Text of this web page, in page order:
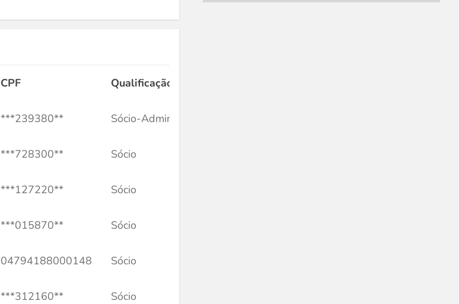
CPF Qualificação
***239380** Sócio-Administrador
***728300** Sócio
***127220** Sócio
***015870** Sócio
04794188000148 Sócio
***312160** Sócio